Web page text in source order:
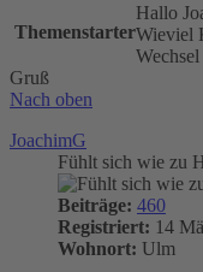
Themenstarter
Hallo
Wieviel
Gruß
Nach oben
JoachimG
Fühlt sich wie zu
Beiträge: 460
Registriert: 14
Wohnort: Ulm